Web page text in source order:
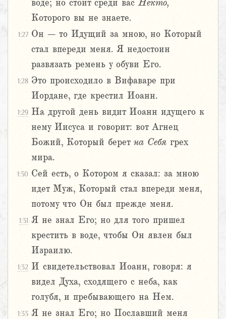
воде; но стоит среди васНекто,
Которого вы не знаете.
1:27 Он – то Идущий за мною, но Который
стал впереди меня. Я недостоин
развязать ремень у обуви Его.
1:28 Это происходило в Вифаваре при
Иордане, где крестил Иоанн.
1:29 На другой день видит Иоанн идущего к
нему Иисуса и говорит: вот Агнец
Божий, Который берет на Себя грех
мира.
1:30 Сей есть, о Котором я сказал: за мною
идет Муж, Который стал впереди меня,
потому что Он был прежде меня.
1:31 Я не знал Его; но для того пришел
крестить в воде, чтобы Он явлен был
Израилю.
1:32 И свидетельствовал Иоанн, говоря: я
видел Духа, сходящего с неба, как
голубя, и пребывающего на Нем.
1:33 Я не знал Его; но Пославший меня